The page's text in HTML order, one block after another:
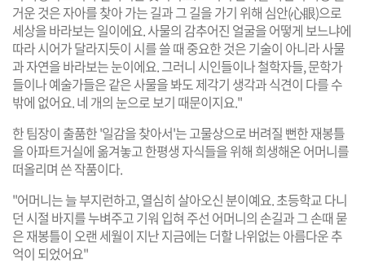
거운 것은 자아를 찾아 가는 길과 그 길을 가기 위해 심안(心眼)으로
세상을 바라보는 일이에요. 사물의 감추어진 얼굴을 어떻게 보느냐에
따라 시어가 달라지듯이 시를 쓸 때 중요한 것은 기술이 아니라 사물
과 자연을 바라보는 눈이에요. 그러니 시인들이나 철학자들, 문학가
들이나 예술가들은 같은 사물을 봐도 제각기 생각과 식견이 다를 수
밖에 없어요. 네 개의 눈으로 보기 때문이지요."
한 팀장이 출품한 '일감을 찾아서'는 고물상으로 버려질 뻔한 재봉틀
을 아파트거실에 옮겨놓고 한평생 자식들을 위해 희생해온 어머니를
떠올리며 쓴 작품이다.
"어머니는 늘 부지런하고, 열심히 살아오신 분이예요. 초등학교 다니
던 시절 바지를 누벼주고 기워 입혀 주선 어머니의 손길과 그 손때 묻
은 재봉틀이 오랜 세월이 지난 지금에는 더할 나위없는 아름다운 추
억이 되었어요"